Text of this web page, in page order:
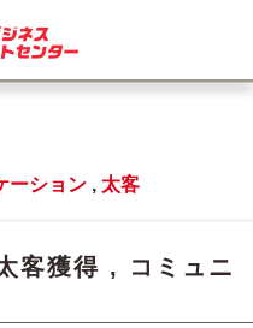
ーション , 太客
客獲得 ,
コミュニ